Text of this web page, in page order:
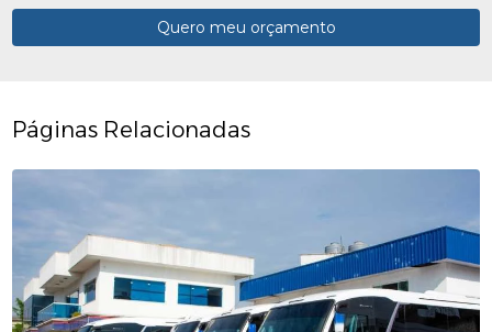
Quero meu orçamento
Páginas Relacionadas